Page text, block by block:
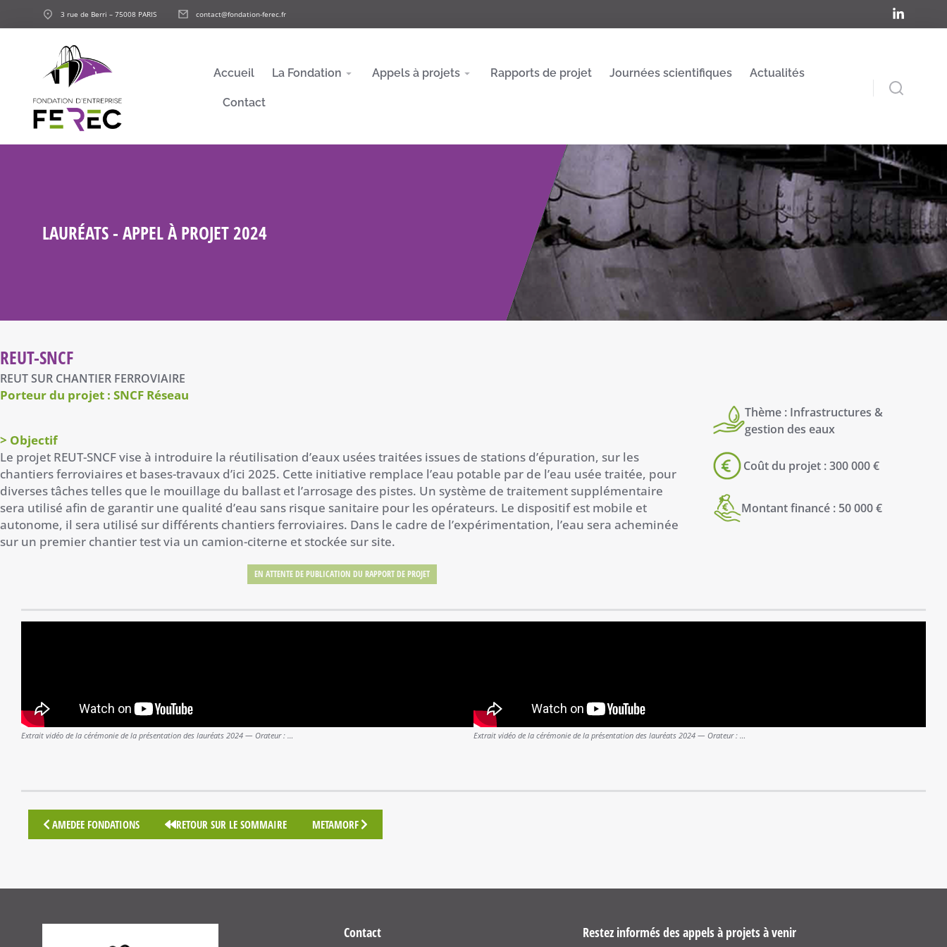
3 rue de Berri – 75008 PARIS contact@fondation-ferec.fr
Accueil La Fondation Appels à projets Rapports de projet Journées scientifiques Actualités
Contact
LAURÉATS - APPEL À PROJET 2024
REUT-SNCF
REUT SUR CHANTIER FERROVIAIRE
Porteur du projet : SNCF Réseau
> Objectif
Le projet REUT-SNCF vise à introduire la réutilisation d’eaux usées traitées issues de stations d’épuration, sur les
chantiers ferroviaires et bases-travaux d’ici 2025. Cette initiative remplace l’eau potable par de l’eau usée traitée, pour
diverses tâches telles que le mouillage du ballast et l’arrosage des pistes. Un système de traitement supplémentaire
sera utilisé afin de garantir une qualité d’eau sans risque sanitaire pour les opérateurs. Le dispositif est mobile et
autonome, il sera utilisé sur différents chantiers ferroviaires. Dans le cadre de l’expérimentation, l’eau sera acheminée
sur un premier chantier test via un camion-citerne et stockée sur site.
EN ATTENTE DE PUBLICATION DU RAPPORT DE PROJET
Thème : Infrastructures &
gestion des eaux
Coût du projet : 300 000 €
Montant financé : 50 000 €
Extrait vidéo de la cérémonie de la présentation des lauréats 2024 — Orateur : … Extrait vidéo de la cérémonie de la présentation des lauréats 2024 — Orateur : …
AMEDEE FONDATIONS RETOUR SUR LE SOMMAIRE METAMORF
Contact Restez informés des appels à projets à venir